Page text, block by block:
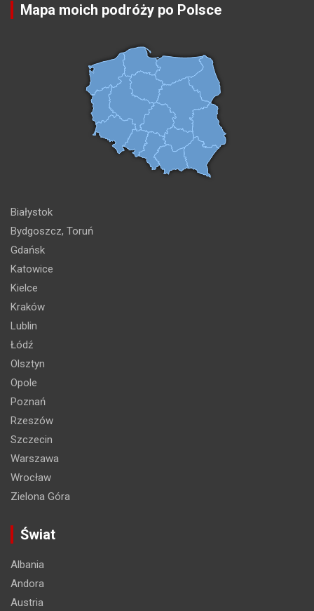
Mapa moich podróży po Polsce
Białystok
Bydgoszcz, Toruń
Gdańsk
Katowice
Kielce
Kraków
Lublin
Łódź
Olsztyn
Opole
Poznań
Rzeszów
Szczecin
Warszawa
Wrocław
Zielona Góra
Świat
Albania
Andora
Austria